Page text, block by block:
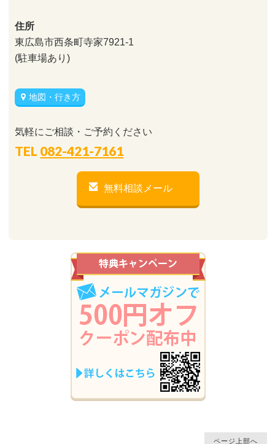
住所
東広島市西条町寺家7921-1
(駐車場あり)
地図・行き方
気軽にご相談・ご予約ください
TEL 082-421-7161
無料相談メール
ページ上部へ